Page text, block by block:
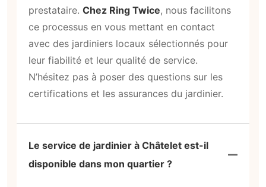
prestataire. Chez Ring Twice, nous facilitons
ce processus en vous mettant en contact
avec des jardiniers locaux sélectionnés pour
leur fiabilité et leur qualité de service.
N’hésitez pas à poser des questions sur les
certifications et les assurances du jardinier.
Le service de jardinier à Châtelet est-il
disponible dans mon quartier ?